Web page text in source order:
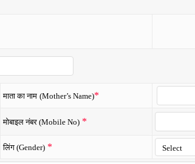
माता का नाम (Mother’s Name)*
मोबाइल नंबर (Mobile No) *
लिंग (Gender) *